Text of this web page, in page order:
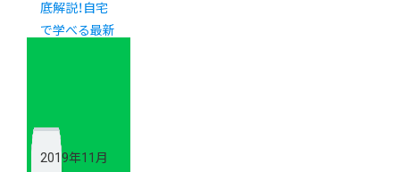
底解説！自宅
で学べる最新
2019年11月